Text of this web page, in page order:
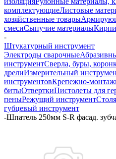
комплектующиеЛистовые
хозяйственные товары
смесиСыпучие материалы
-
Штукатурный инструмент
Электроды сварочные
инструментСверла, буры,
дрелиИзмерительный
инструментовКрепежно-
битыОтверткиПистолеты для
пеныРежущий инструмент
губцевый инструмент
-Шпатель 250мм S-R фасад.